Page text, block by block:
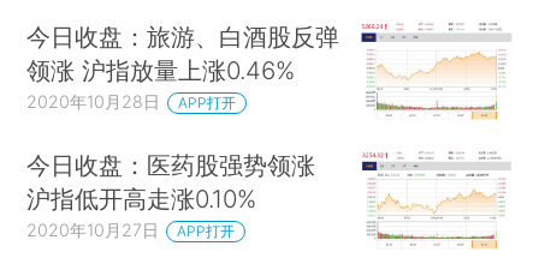
今日收盘：旅游、白酒股反弹
领涨 沪指放量上涨0.46%
2020年10月28日 APP打开
今日收盘：医药股强势领涨
沪指低开高走涨0.10%
2020年10月27日 APP打开